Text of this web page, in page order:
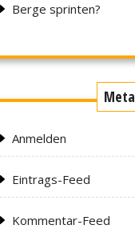
Berge sprinten?
Meta
Anmelden
Eintrags-Feed
Kommentar-Feed